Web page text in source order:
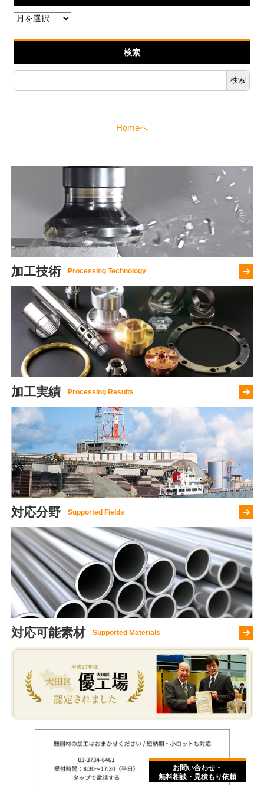
検索
検索
Homeへ
加工技術
に
詳
し
く
加工実績
さ
ら
に
詳
し
く
対応分野
さ
ら
詳
し
対応可能素材
さ
に
詳
し
く
お問い合わせ・
無料相談・見積もり依頼